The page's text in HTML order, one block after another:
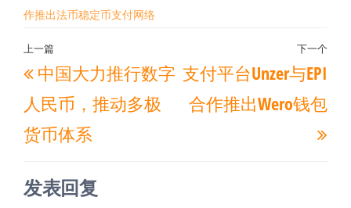
作推出法币稳定币支付网络
文
章
导
航
上
一
篇
文
章
上一篇
中国大力推行数字
人民币，推动多极
货币体系
下
篇
下一个
支付平台Unzer与EPI
合作推出Wero钱包
发表回复